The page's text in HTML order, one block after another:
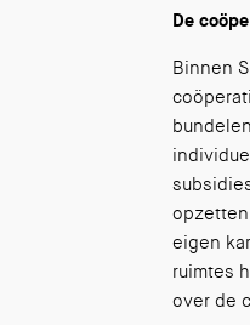
De
Binnen
eigen
ruimtes
over de